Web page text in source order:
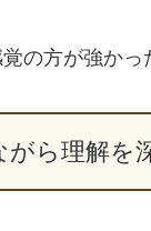
の方が強かっ
がら理解を